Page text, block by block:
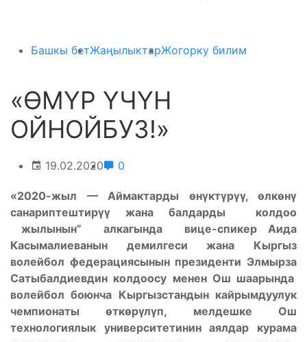
Башкы бетЖаңылыктарЖогорку билим
«ӨМҮР ҮЧҮН
ОЙНОЙБУЗ!»
19.02.2020 0
«2020-жыл — Аймактарды өнүктүрүү, өлкөнү
санариптештирүү жана балдарды колдоо
жылынын” алкагында вице-спикер Аида
Касымалиеванын демилгеси жана Кыргыз
волейбол федерациясынын президенти Элмырза
Сатыбалдиевдин колдоосу менен Ош шаарында
волейбол боюнча Кыргызстандын кайрымдуулук
чемпионаты өткөрүлүп, мелдешке Ош
технологиялык университетинин аялдар курама